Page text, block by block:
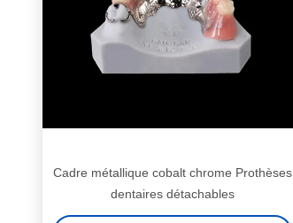
Cadre métallique cobalt chrome Prothèses
dentaires détachables